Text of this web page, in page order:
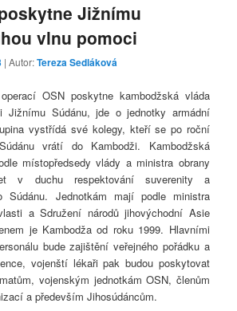
Jižnímu
vlnu pomoci
| Autor:Tereza Sedláková
OSN poskytne kambodžská vláda
Jižnímu Súdánu, jde o jednotky armádní
vystřídá své kolegy, kteří se po roční
vrátí do Kambodži. Kambodžská
místopředsedy vlády a ministra obrany
v duchu respektování suverenity a
Súdánu. Jednotkám mají podle ministra
a Sdružení národů jihovýchodní Asie
je Kambodža od roku 1999. Hlavními
bude zajištění veřejného pořádku a
vojenští lékaři pak budou poskytovat
vojenským jednotkám OSN, členům
a především Jihosúdáncům.